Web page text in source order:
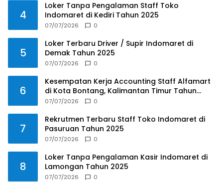
4
Loker Tanpa Pengalaman Staff Toko
Indomaret di Kediri Tahun 2025
07/07/2026 0
5
Loker Terbaru Driver / Supir Indomaret di
Demak Tahun 2025
07/07/2026 0
6
Kesempatan Kerja Accounting Staff Alfamart
di Kota Bontang, Kalimantan Timur Tahun
2025
07/07/2026 0
7
Rekrutmen Terbaru Staff Toko Indomaret di
Pasuruan Tahun 2025
07/07/2026 0
8
Loker Tanpa Pengalaman Kasir Indomaret di
Lamongan Tahun 2025
07/07/2026 0